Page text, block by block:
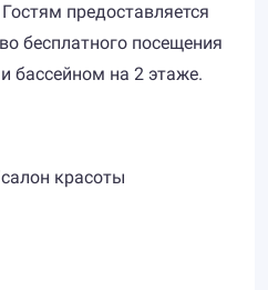
предоставляется
бесплатного посещения
бассейном на 2 этаже.
красоты